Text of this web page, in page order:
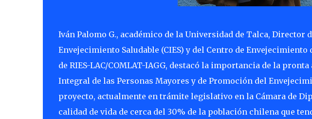
Iván Palomo G., académico de la Universidad de Talca,
Envejecimiento Saludable (CIES) y del Centro de Envejecimiento
de RIES-LAC/COMLAT-IAGG, destacó la importancia de la
Integral de las Personas Mayores y de Promoción del
proyecto, actualmente en trámite legislativo en la Cámara de
calidad de vida de cerca del 30% de la población chilena que